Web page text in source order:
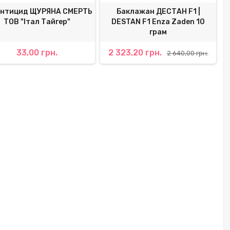
ЩУРЯНА СМЕРТЬ
ТОВ "Італ Тайгер"
33,00 грн.
Баклажан ДЕСТАН F1 |
DESTAN F1 Enza Zaden 10
грам
2 323,20 грн. 2 640,00 грн.